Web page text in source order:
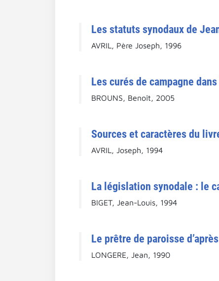
Les statuts synodaux de
AVRIL, Père Joseph, 1996
Les curés de campagne
BROUNS, Benoît, 2005
Sources et caractères du
AVRIL, Joseph, 1994
La législation synodale : le
BIGET, Jean-Louis, 1994
Le prêtre de paroisse
LONGERE, Jean, 1990